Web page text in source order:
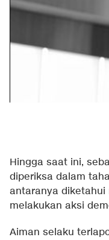
Hingga saat ini,
diperiksa dalam
antaranya diketahui
melakukan aksi
Aiman selaku